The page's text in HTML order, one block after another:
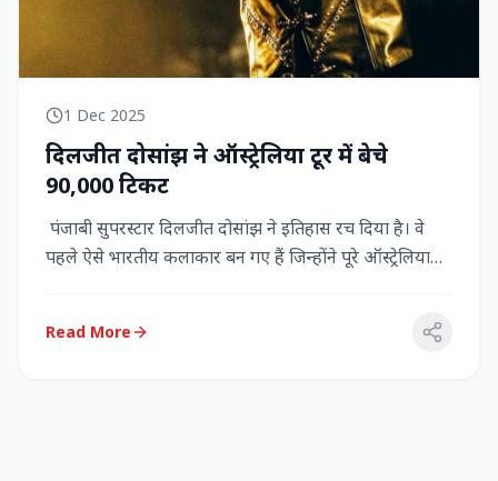
1 Dec 2025
दिलजीत दोसांझ ने ऑस्ट्रेलिया टूर में बेचे
90,000 टिकट
पंजाबी सुपरस्टार दिलजीत दोसांझ ने इतिहास रच दिया है। वे
पहले ऐसे भारतीय कलाकार बन गए हैं जिन्होंने पूरे ऑस्ट्रेलिया
Read More